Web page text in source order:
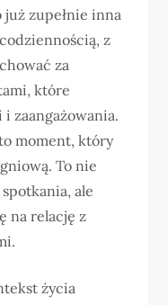
zupełnie inna
z
za
które
zaangażowania.
moment, który
To nie
ale
na relację z
życia